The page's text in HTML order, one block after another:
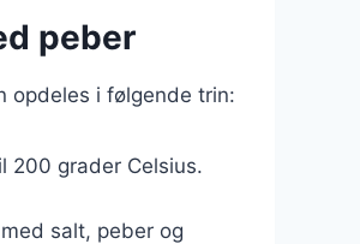
peber
opdeles i følgende trin:
200 grader Celsius.
salt, peber og